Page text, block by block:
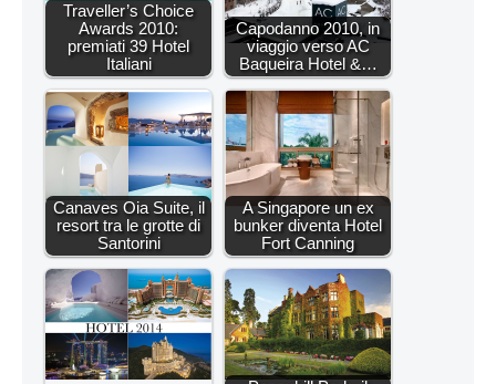
Traveller’s Choice
Awards 2010:
premiati 39 Hotel
Italiani
Capodanno 2010, in
viaggio verso AC
Baqueira Hotel &…
Canaves Oia Suite, il
resort tra le grotte di
Santorini
A Singapore un ex
bunker diventa Hotel
Fort Canning